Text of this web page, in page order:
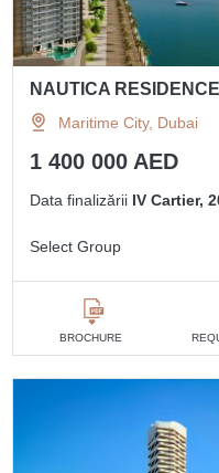
NAUTICA RESIDENCE
Maritime City, Dubai
1 400 000 AED
Data finalizării IV Cartier,
Select Group
BROCHURE